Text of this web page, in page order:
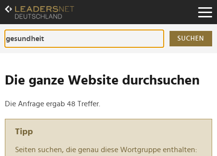
Zum
Inhalt
Zur
Fußzeilen-
Navigation
SUCHEN
Die ganze Website durchsuchen
Die Anfrage ergab 48 Treffer.
Tipp
Seiten suchen, die genau diese Wortgruppe enthalten: